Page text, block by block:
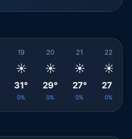
19
☀️
31°
0%
20
☀️
29°
0%
21
☀️
27°
0%
22
☀️
27°
0%